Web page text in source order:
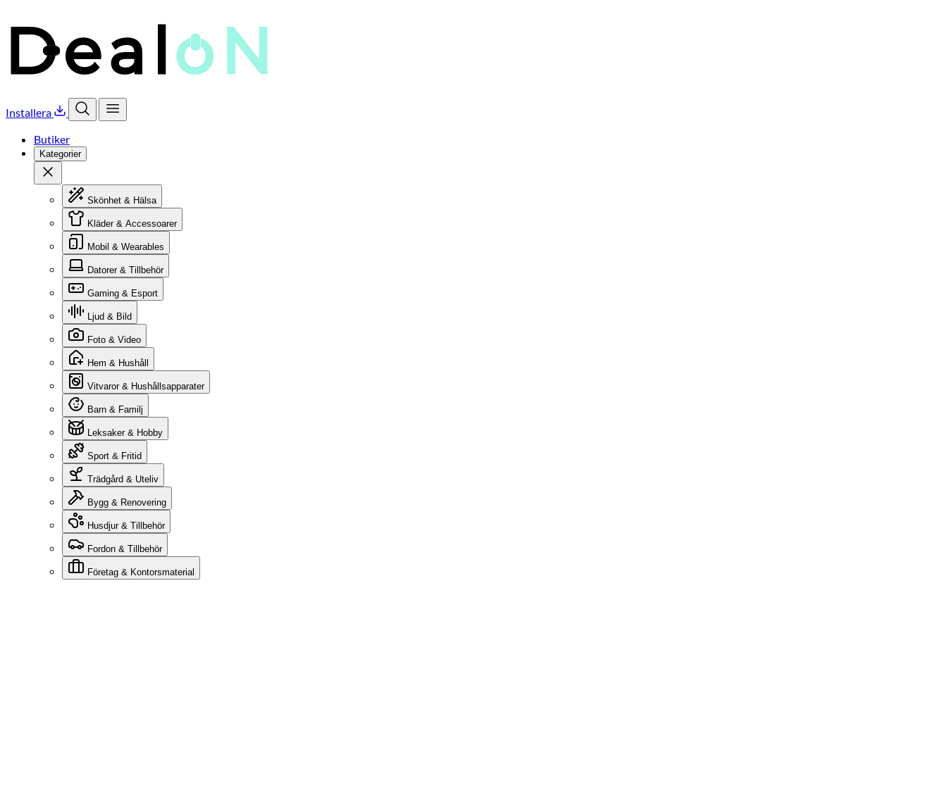
Installera
Öppna sökÖppna meny
Butiker
Kategorier
Stäng
Skönhet & Hälsa
Kläder & Accessoarer
Mobil & Wearables
Datorer & Tillbehör
Gaming & Esport
Ljud & Bild
Foto & Video
Hem & Hushåll
Vitvaror & Hushållsapparater
Barn & Familj
Leksaker & Hobby
Sport & Fritid
Trädgård & Uteliv
Bygg & Renovering
Husdjur & Tillbehör
Fordon & Tillbehör
Företag & Kontorsmaterial